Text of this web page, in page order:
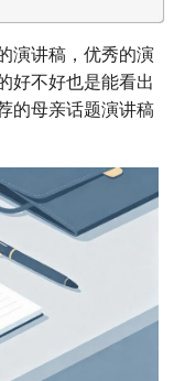
演讲稿，优秀的演
好不好也是能看出
的母亲话题演讲稿